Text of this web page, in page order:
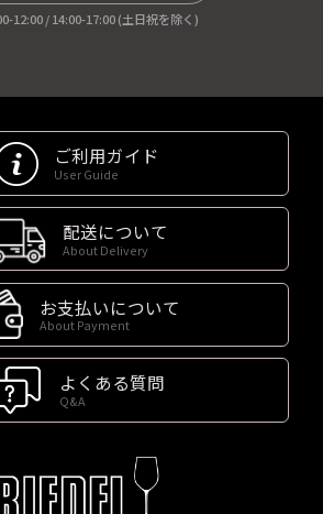
12:00 / 14:00-17:00 (土日祝を除く)
ご利用ガイド
User Guide
配送について
About Delivery
お支払いについて
About Payment
よくある質問
Q&A